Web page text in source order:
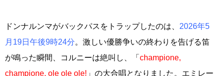
ドンナルンマがバックパスをトラップしたのは、 2026年5
月19日午後9時24分。激しい優勝争いの終わりを告げる笛
が鳴った瞬間、コルニーは絶叫し、「 champione,
champione, ole ole ole! 」の大合唱となりました。エミレー